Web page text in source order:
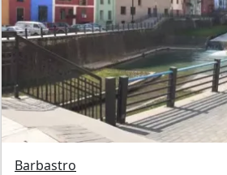
Barbastro